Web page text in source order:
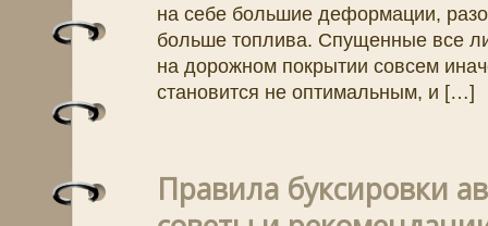
на себе большие деформации,
больше топлива. Спущенные все
на дорожном покрытии совсем
становится не оптимальным, и […]
Правила буксировки